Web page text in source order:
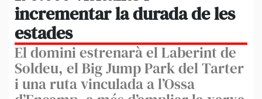
incrementar la durada de les
estades
El domini estrenarà el Laberint de
Soldeu, el Big Jump Park del Tarter
i una ruta vinculada a l’Ossa